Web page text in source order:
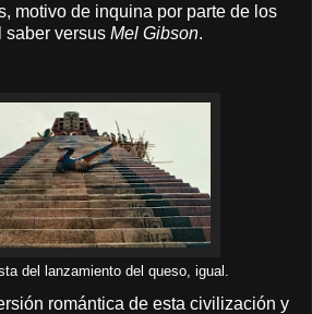
motivo de inquina por parte de los
saber versus Mel Gibson.
del lanzamiento del queso, igual.
romántica de esta civilización y